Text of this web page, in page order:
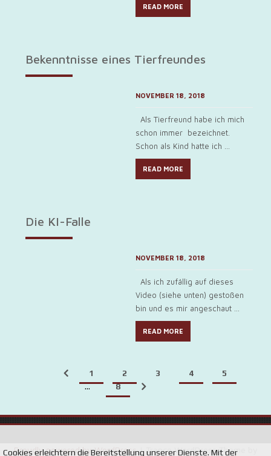
READ MORE
Bekenntnisse eines Tierfreundes
NOVEMBER 18, 2018
Als Tierfreund habe ich mich
schon immer bezeichnet.
Schon als Kind hatte ich ...
READ MORE
Die KI-Falle
NOVEMBER 18, 2018
Als ich zufällig auf dieses
Video (siehe unten) gestoßen
bin und es mir angeschaut ...
READ MORE
1 2 3 4
5
…
8
Proudly powered by WordPress | Trance WordPress Theme by
Cookies erleichtern die Bereitstellung unserer Dienste. Mit der